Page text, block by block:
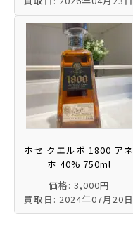
ホセ クエルボ 1800 アネ
ホ 40% 750ml
価格: 3,000円
買取日: 2024年07月20日